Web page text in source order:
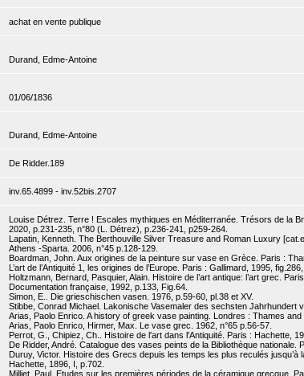
achat en vente publique
Durand, Edme-Antoine
01/06/1836
Durand, Edme-Antoine
De Ridder.189
inv.65.4899 - inv.52bis.2707
Louise Détrez. Terre ! Escales mythiques en Méditerranée. Trésors de la
2020, p.231-235, n°80 (L. Détrez), p.236-241, p259-264.
Lapatin, Kenneth. The Berthouville Silver Treasure and Roman Luxury
Athens -Sparta. 2006, n°45 p.128-129.
Boardman, John. Aux origines de la peinture sur vase en Grèce. Paris :
L’art de l’Antiquité 1, les origines de l’Europe. Paris : Gallimard, 1995,
Holtzmann, Bernard, Pasquier, Alain. Histoire de l’art antique: l’art grec.
Documentation française, 1992, p.133, Fig.64.
Simon, E.. Die grieschischen vasen. 1976, p.59-60, pl.38 et XV.
Stibbe, Conrad Michael. Lakonische Vasemaler des sechsten Jahrhundert
Arias, Paolo Enrico. A history of greek vase painting. Londres : Thames and
Arias, Paolo Enrico, Hirmer, Max. Le vase grec. 1962, n°65 p.56-57.
Perrot, G., Chipiez, Ch.. Histoire de l'art dans l'Antiquité. Paris : Hachette,
De Ridder, André. Catalogue des vases peints de la Bibliothèque nationale.
Duruy, Victor. Histoire des Grecs depuis les temps les plus reculés
Hachette, 1896, I, p.702.
Milliet, Paul. Etudes sur les premières périodes de la céramique grecque.